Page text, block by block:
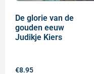
De glorie van de
gouden eeuw
Judikje Kiers
€8.95